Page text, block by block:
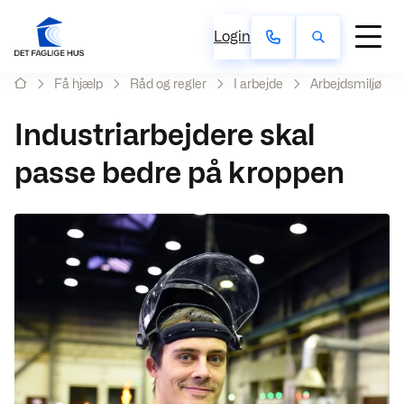
Login
Få hjælp Råd og regler I arbejde Arbejdsmiljø
Industriarbejdere skal
passe bedre på kroppen